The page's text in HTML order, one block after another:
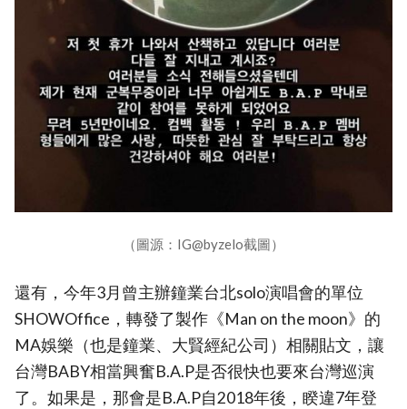
（圖源：IG@byzelo截圖）
還有，今年3月曾主辦鐘業台北solo演唱會的單位
SHOWOffice，轉發了製作《Man on the moon》的
MA娛樂（也是鐘業、大賢經紀公司）相關貼文，讓
台灣BABY相當興奮B.A.P是否很快也要來台灣巡演
了。如果是，那會是B.A.P自2018年後，睽違7年登